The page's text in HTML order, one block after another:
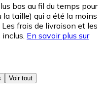
bas au fil du temps pour
la taille) qui a été la moins
frais de livraison et les
En savoir plus sur
Voir tout